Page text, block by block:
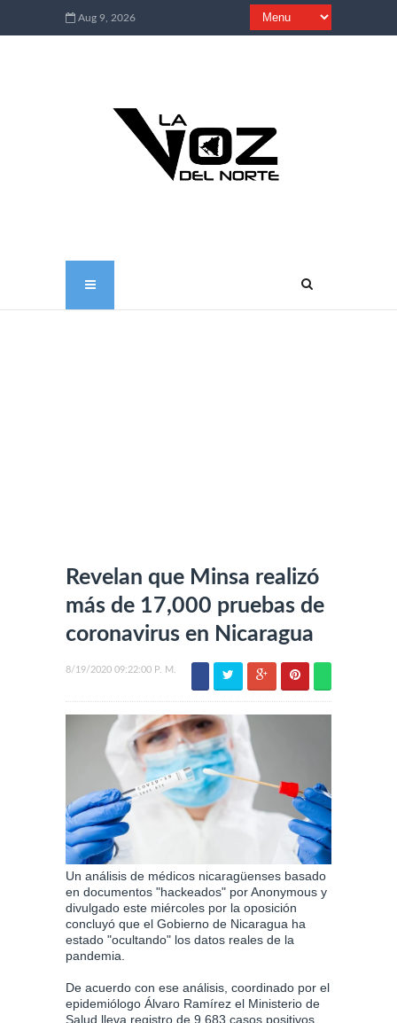
Aug 9, 2026
Revelan que Minsa realizó
más de 17,000 pruebas de
coronavirus en Nicaragua
8/19/2020 09:22:00 P. M.
Un análisis de médicos nicaragüenses basado
en documentos "hackeados" por Anonymous y
divulgado este miércoles por la oposición
concluyó que el Gobierno de Nicaragua ha
estado "ocultando" los datos reales de la
pandemia.
De acuerdo con ese análisis, coordinado por el
epidemiólogo Álvaro Ramírez el Ministerio de
Salud lleva registro de 9.683 casos positivos